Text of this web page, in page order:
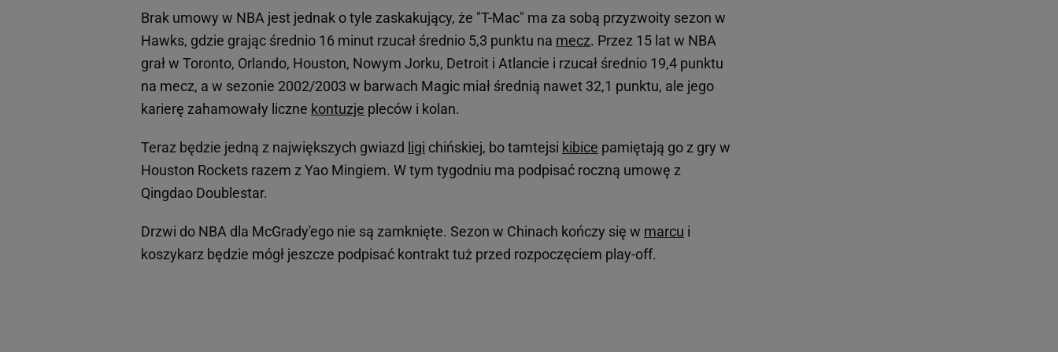
Brak umowy w NBA jest jednak o tyle zaskakujący, że "T-Mac" ma za sobą przyzwoity sezon w
Hawks, gdzie grając średnio 16 minut rzucał średnio 5,3 punktu na mecz. Przez 15 lat w NBA
grał w Toronto, Orlando, Houston, Nowym Jorku, Detroit i Atlancie i rzucał średnio 19,4 punktu
na mecz, a w sezonie 2002/2003 w barwach Magic miał średnią nawet 32,1 punktu, ale jego
karierę zahamowały liczne kontuzje pleców i kolan.
Teraz będzie jedną z największych gwiazd ligi chińskiej, bo tamtejsi kibice pamiętają go z gry w
Houston Rockets razem z Yao Mingiem. W tym tygodniu ma podpisać roczną umowę z
Qingdao Doublestar.
Drzwi do NBA dla McGrady'ego nie są zamknięte. Sezon w Chinach kończy się w marcu i
koszykarz będzie mógł jeszcze podpisać kontrakt tuż przed rozpoczęciem play-off.